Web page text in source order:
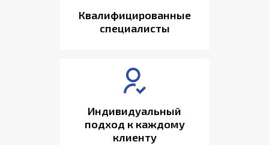
Квалифицированные
специалисты
Индивидуальный
подход к каждому
клиенту